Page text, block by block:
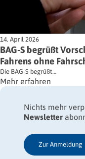
14. April 2026
BAG-S begrüßt
Fahrens ohne
Die BAG-S begrüßt…
Mehr erfahren
Nichts mehr
Newsletter
Zur Anmeldung